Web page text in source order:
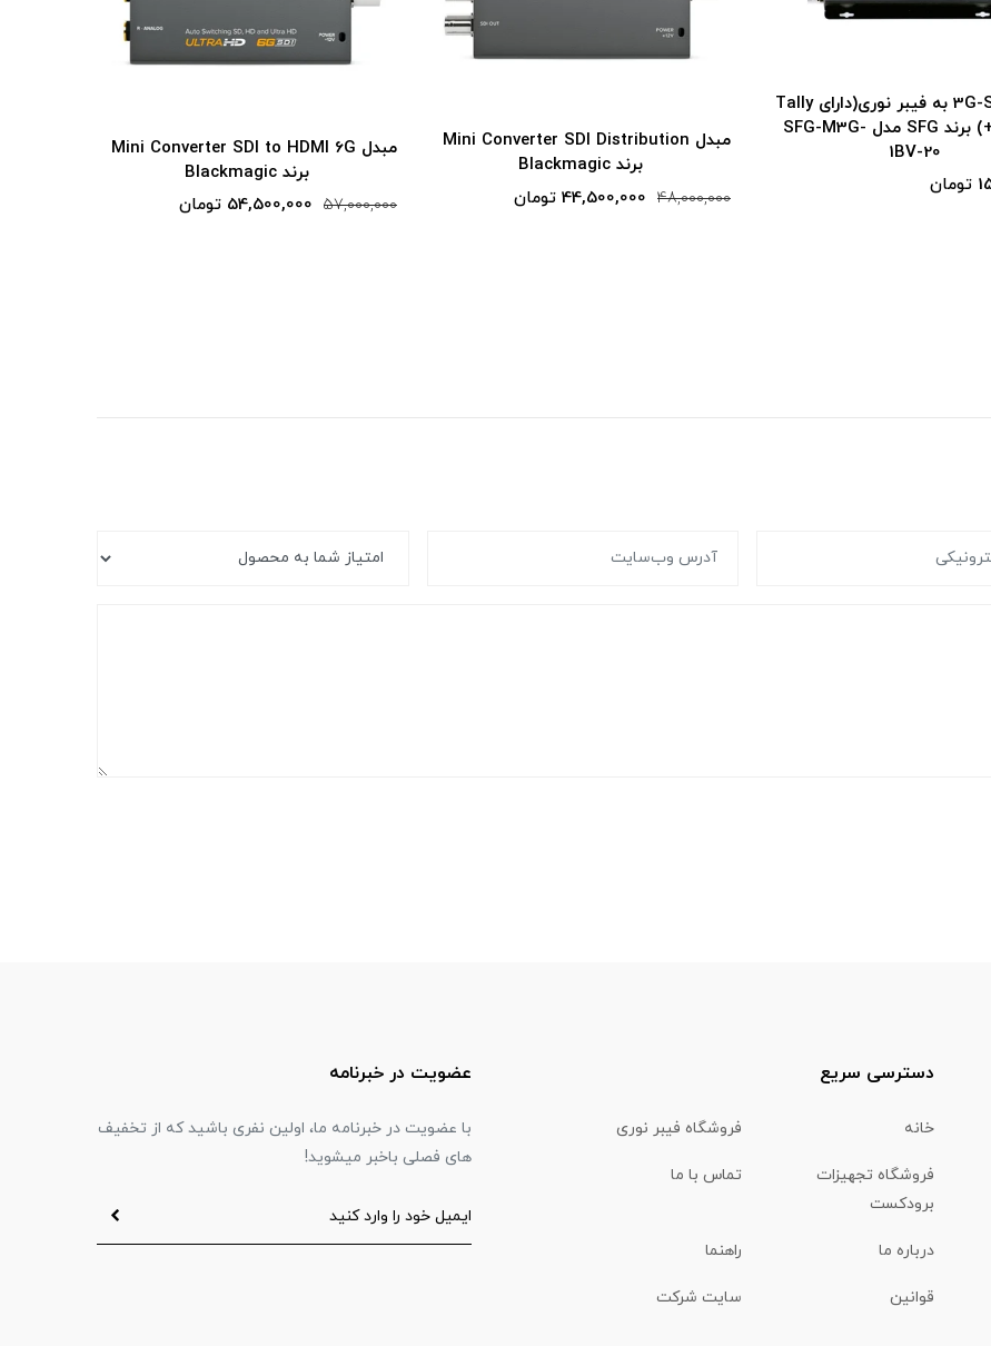
مبدل Mini Converter SDI Distribution
48,000,000
مبدل Mini Converter SDI to HDMI 6G
برند Blackmagic
57,000,000 54,500,000 تومان
مبدل Mini Converter HDMI to SDI 6G
برند Blackmagic
47,000,000 45,500,000 تومان
دسترسی سریع
خانه فروشگاه فیبر نوری
فروشگاه تجهیزات
برودکست
تماس با ما
درباره ما راهنما
قوانین سایت شرکت
عضویت در خبرنامه
با عضویت در خبرنامه ما، اولین نفری باشید که از تخفیف
های فصلی باخبر میشوید!